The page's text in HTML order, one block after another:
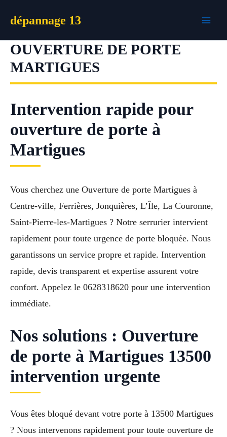
dépannage 13
OUVERTURE DE PORTE
MARTIGUES
Intervention rapide pour
ouverture de porte à
Martigues
Vous cherchez une Ouverture de porte Martigues à
Centre-ville, Ferrières, Jonquières, L’Île, La Couronne,
Saint-Pierre-les-Martigues ? Notre serrurier intervient
rapidement pour toute urgence de porte bloquée. Nous
garantissons un service propre et rapide. Intervention
rapide, devis transparent et expertise assurent votre
confort. Appelez le 0628318620 pour une intervention
immédiate.
Nos solutions : Ouverture
de porte à Martigues 13500
intervention urgente
Vous êtes bloqué devant votre porte à 13500 Martigues
? Nous intervenons rapidement pour toute ouverture de